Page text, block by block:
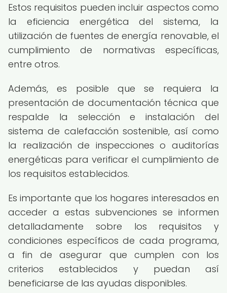
Estos requisitos pueden incluir aspectos como
la eficiencia energética del sistema, la
utilización de fuentes de energía renovable, el
cumplimiento de normativas específicas,
entre otros.
Además, es posible que se requiera la
presentación de documentación técnica que
respalde la selección e instalación del
sistema de calefacción sostenible, así como
la realización de inspecciones o auditorías
energéticas para verificar el cumplimiento de
los requisitos establecidos.
Es importante que los hogares interesados en
acceder a estas subvenciones se informen
detalladamente sobre los requisitos y
condiciones específicos de cada programa,
a fin de asegurar que cumplen con los
criterios establecidos y puedan así
beneficiarse de las ayudas disponibles.